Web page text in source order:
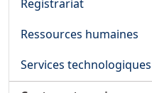
Registrariat
Ressources humaines
Services technologiques